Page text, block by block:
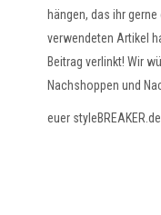
hängen, das ihr
verwendeten Artikel
Beitrag verlinkt! Wir
Nachshoppen und
euer